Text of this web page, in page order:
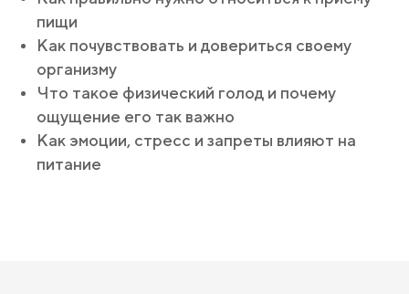
пищи
Как почувствовать и довериться своему
организму
Что такое физический голод и почему
ощущение его так важно
Как эмоции, стресс и запреты влияют на
питание